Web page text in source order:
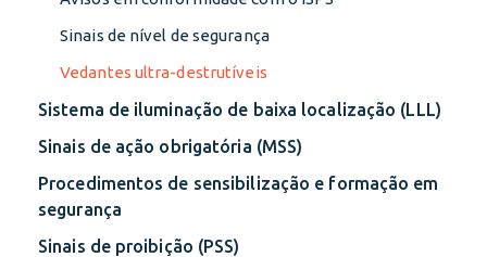
Sinais de nível de segurança
Vedantes ultra-destrutíveis
Sistema de iluminação de baixa localização (LLL)
Sinais de ação obrigatória (MSS)
Procedimentos de sensibilização e formação em
segurança
Sinais de proibição (PSS)